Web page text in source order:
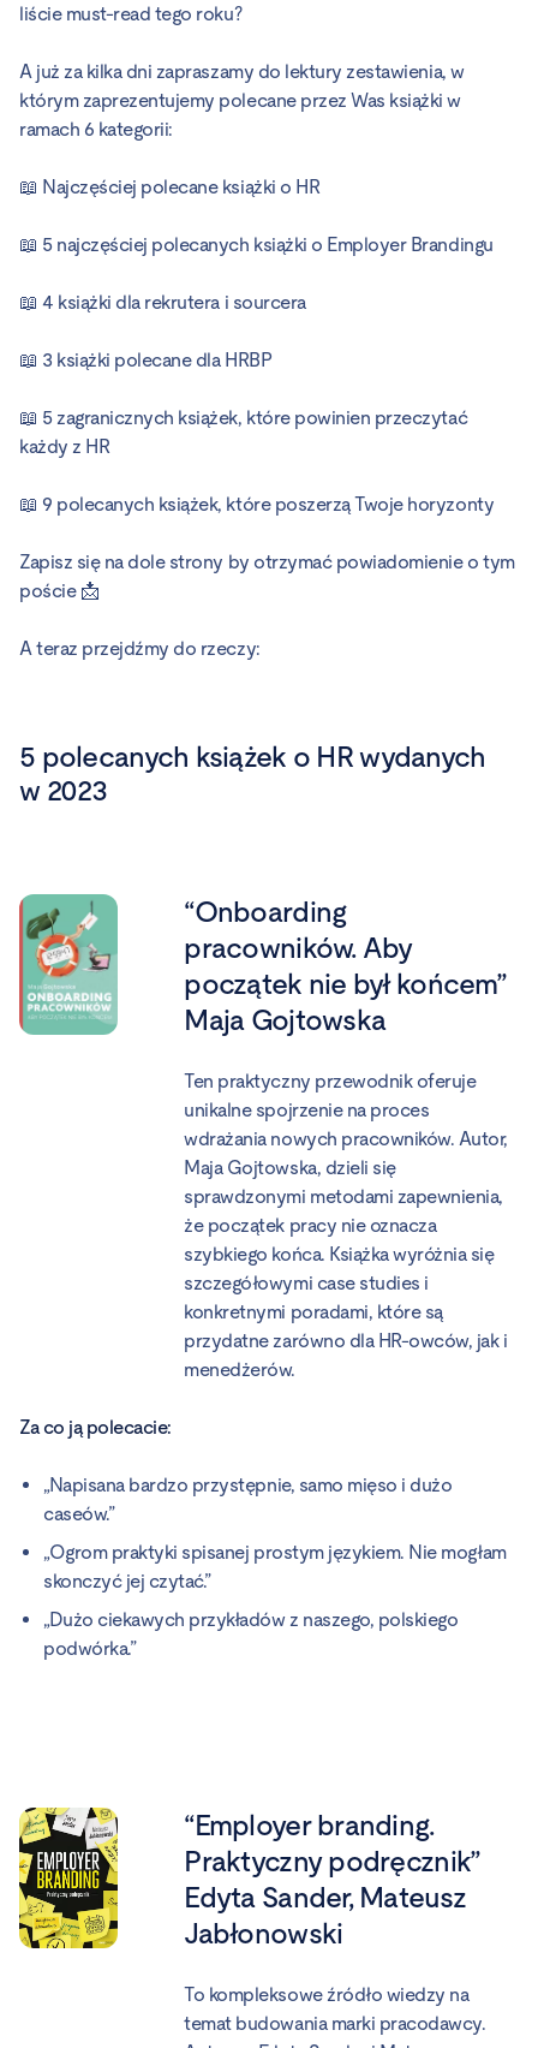
liście must-read tego roku?
A już za kilka dni zapraszamy do lektury zestawienia, w
którym zaprezentujemy polecane przez Was książki w
ramach 6 kategorii:
📖 Najczęściej polecane książki o HR
📖 5 najczęściej polecanych książki o Employer Brandingu
📖 4 książki dla rekrutera i sourcera
📖 3 książki polecane dla HRBP
📖 5 zagranicznych książek, które powinien przeczytać
każdy z HR
📖 9 polecanych książek, które poszerzą Twoje horyzonty
Zapisz się na dole strony by otrzymać powiadomienie o tym
poście 📩
A teraz przejdźmy do rzeczy:
5 polecanych książek o HR wydanych
w 2023
“Onboarding
pracowników. Aby
początek nie był końcem”
Maja Gojtowska
Ten praktyczny przewodnik oferuje
unikalne spojrzenie na proces
wdrażania nowych pracowników. Autor,
Maja Gojtowska, dzieli się
sprawdzonymi metodami zapewnienia,
że początek pracy nie oznacza
szybkiego końca. Książka wyróżnia się
szczegółowymi case studies i
konkretnymi poradami, które są
przydatne zarówno dla HR-owców, jak i
menedżerów.
Za co ją polecacie:
„Napisana bardzo przystępnie, samo mięso i dużo
caseów.”
„Ogrom praktyki spisanej prostym językiem. Nie mogłam
skonczyć jej czytać.”
„Dużo ciekawych przykładów z naszego, polskiego
podwórka.”
“Employer branding.
Praktyczny podręcznik”
Edyta Sander, Mateusz
Jabłonowski
To kompleksowe źródło wiedzy na
temat budowania marki pracodawcy.